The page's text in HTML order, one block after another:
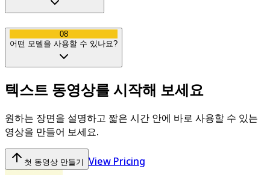
08
어떤 모델을 사용할 수 있나요?
텍스트 동영상를 시작해 보세요
원하는 장면을 설명하고 짧은 시간 안에 바로 사용할 수 있는
영상을 만들어 보세요.
첫 동영상 만들기 View Pricing